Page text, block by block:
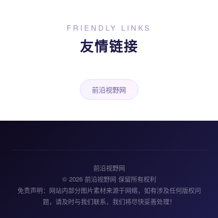
FRIENDLY LINKS
友情链接
前沿视野网
前沿视野网
© 2026 前沿视野网 保留所有权利
免责声明：网站内部分图片素材来源于网络，如有涉及任何版权问
题，请及时与我们联系，我们将尽快妥善处理！